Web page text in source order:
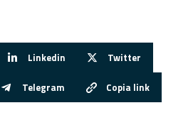
Linkedin Twitter
Telegram Copia link